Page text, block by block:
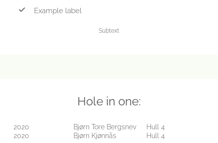
Example label
Subtext
Hole in one:
2020
2020
Bjørn Tore Bergsnev
Bjørn Kjønnås
Hull 4
Hull 4